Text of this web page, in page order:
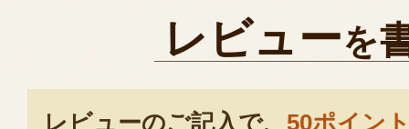
レビューを
レビューのご記入で、 50ポイン